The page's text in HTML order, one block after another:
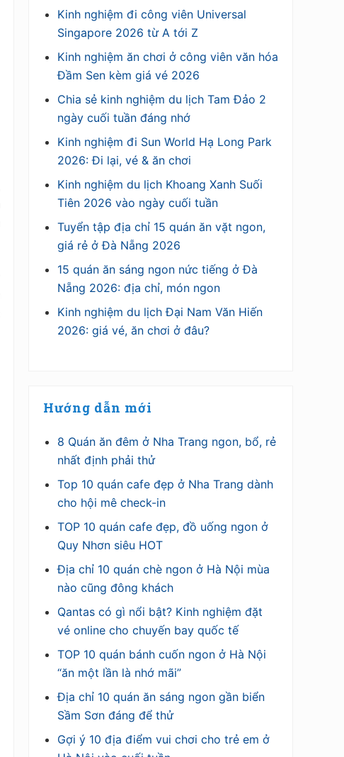
Kinh nghiệm đi công viên Universal
Singapore 2026 từ A tới Z
Kinh nghiệm ăn chơi ở công viên văn hóa
Đầm Sen kèm giá vé 2026
Chia sẻ kinh nghiệm du lịch Tam Đảo 2
ngày cuối tuần đáng nhớ
Kinh nghiệm đi Sun World Hạ Long Park
2026: Đi lại, vé & ăn chơi
Kinh nghiệm du lịch Khoang Xanh Suối
Tiên 2026 vào ngày cuối tuần
Tuyển tập địa chỉ 15 quán ăn vặt ngon,
giá rẻ ở Đà Nẵng 2026
15 quán ăn sáng ngon nức tiếng ở Đà
Nẵng 2026: địa chỉ, món ngon
Kinh nghiệm du lịch Đại Nam Văn Hiến
2026: giá vé, ăn chơi ở đâu?
Hướng dẫn mới
8 Quán ăn đêm ở Nha Trang ngon, bổ, rẻ
nhất định phải thử
Top 10 quán cafe đẹp ở Nha Trang dành
cho hội mê check-in
TOP 10 quán cafe đẹp, đồ uống ngon ở
Quy Nhơn siêu HOT
Địa chỉ 10 quán chè ngon ở Hà Nội mùa
nào cũng đông khách
Qantas có gì nổi bật? Kinh nghiệm đặt
vé online cho chuyến bay quốc tế
TOP 10 quán bánh cuốn ngon ở Hà Nội
“ăn một lần là nhớ mãi”
Địa chỉ 10 quán ăn sáng ngon gần biển
Sầm Sơn đáng để thử
Gợi ý 10 địa điểm vui chơi cho trẻ em ở